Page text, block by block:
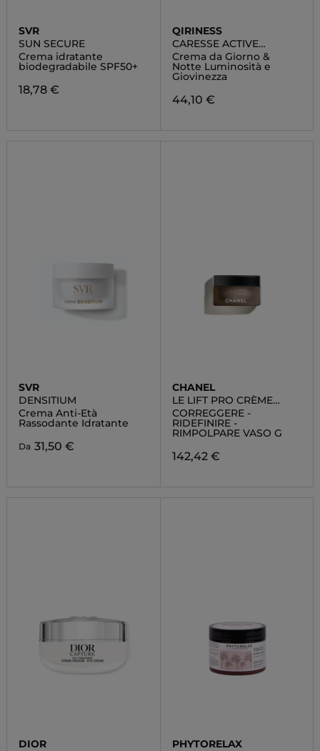
SVR
SUN SECURE
Crema idratante
biodegradabile SPF50+
18,78 €
QIRINESS
CARESSE ACTIVE
ÉNERGIE
Crema da Giorno &
Notte Luminosità e
Giovinezza
44,10 €
SVR
DENSITIUM
Crema Anti-Età
Rassodante Idratante
Da 31,50 €
CHANEL
LE LIFT PRO CRÈME
VOLUME
CORREGGERE -
RIDEFINIRE -
RIMPOLPARE VASO G
142,42 €
DIOR
PHYTORELAX